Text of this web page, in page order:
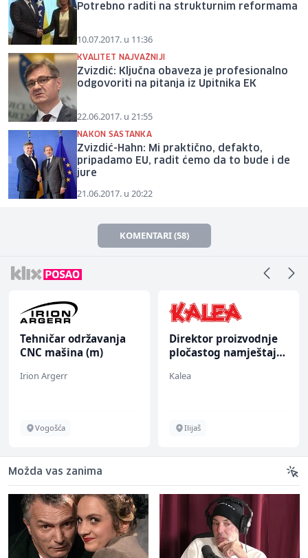
Potrebno raditi na strukturnim reformama
10.07.2017. u 11:36
KVALITET NAJVAŽNIJI
Zvizdić: Ključna obaveza je profesionalno
odgovoriti na pitanja iz Upitnika EK
22.06.2017. u 21:55
NAKON SASTANKA
Zvizdić-Hahn: Mi praktično, defakto,
pripadamo EU, radit ćemo da to bude i de
jure
21.06.2017. u 20:22
KOMENTARI (58)
Tehničar održavanja
CNC mašina (m)
Irion Argerr
Vogošća
Direktor proizvodnje
pločastog namještaja
Kalea
Ilijaš
Možda vas zanima